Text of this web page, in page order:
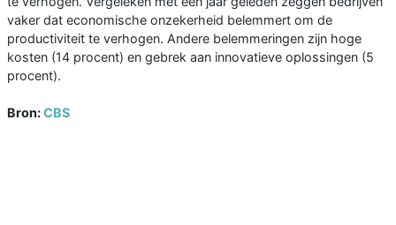
vaker dat economische onzekerheid belemmert om de
productiviteit te verhogen. Andere belemmeringen zijn hoge
kosten (14 procent) en gebrek aan innovatieve oplossingen (5
procent).
Bron:CBS